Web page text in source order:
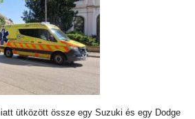
ütközött össze egy Suzuki és egy Dodge